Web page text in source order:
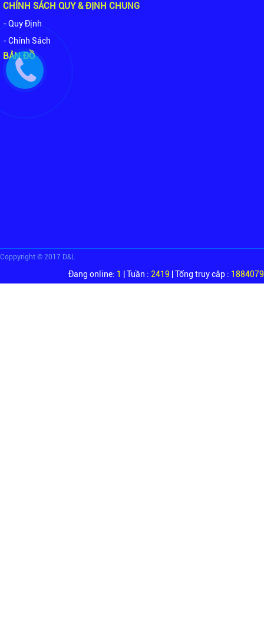
CHÍNH SÁCH QUY & ĐỊNH CHUNG
- Quy Định
- Chính Sách
BẢN ĐỒ
Coppyright © 2017 D&L
Đang online: 1 | Tuần : 2419 | Tổng truy câp : 1884079